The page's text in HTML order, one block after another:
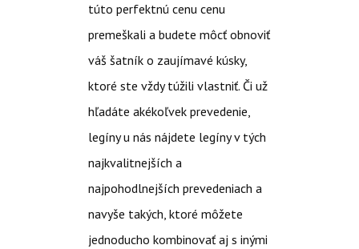
túto perfektnú cenu cenu
premeškali a budete môcť obnoviť
váš šatník o zaujímavé kúsky,
ktoré ste vždy túžili vlastniť. Či už
hľadáte akékoľvek prevedenie,
legíny u nás nájdete legíny v tých
najkvalitnejších a
najpohodlnejších prevedeniach a
navyše takých, ktoré môžete
jednoducho kombinovať aj s inými